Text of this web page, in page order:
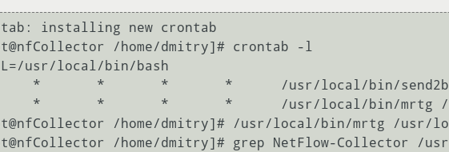
installing new crontab
/home/dmitry]# crontab -l
usr/local/bin/bash
*       *       *       *      /usr/local/bin/
*       *       *       *      /usr/local/bin/mrtg /
/home/dmitry]# /usr/local/bin/mrtg /usr/
/home/dmitry]# grep NetFlow-Collector /